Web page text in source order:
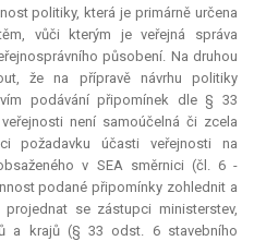
politiky, která je primárně určena
vůči kterým je veřejná správa
působení. Na druhou
že na přípravě návrhu politiky
podávání připomínek dle § 33
není samoúčelná či zcela
požadavku účasti veřejnosti na
v SEA směrnici (čl. 6 -
podané připomínky zohlednit a
se zástupci ministerstev,
a krajů (§ 33 odst. 6 stavebního